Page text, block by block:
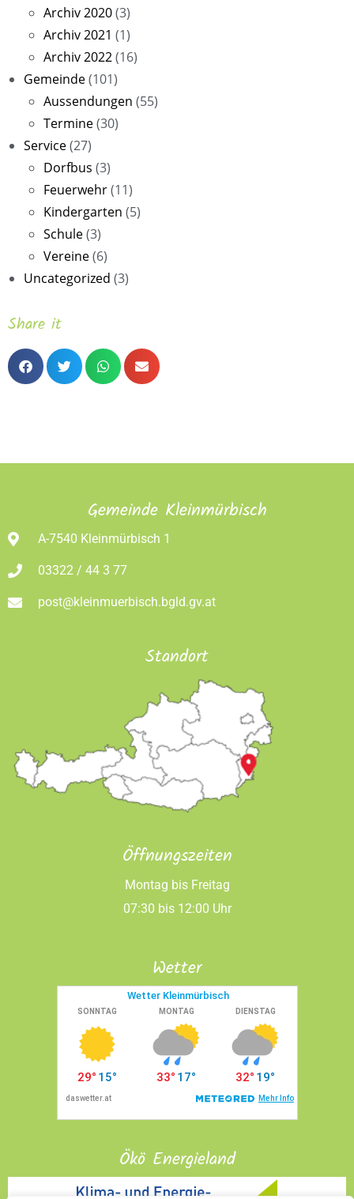
Archiv 2020(3)
Archiv 2021 (1)
Archiv 2022(16)
Gemeinde(101)
Aussendungen (55)
Termine(30)
Service(27)
Dorfbus (3)
Feuerwehr(11)
Kindergarten (5)
Schule(3)
Vereine(6)
Uncategorized (3)
Share it
Gemeinde Kleinmürbisch
A-7540 Kleinmürbisch 1
03322 / 44 3 77
post@kleinmuerbisch.bgld.gv.at
Standort
Öffnungszeiten
Montag bis Freitag
07:30 bis 12:00 Uhr
Wetter
Ökö Energieland